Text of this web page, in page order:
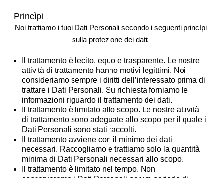
Princìpi
Noi trattiamo i tuoi Dati Personali secondo i seguenti princìpi
sulla protezione dei dati:
Il trattamento è lecito, equo e trasparente. Le nostre
attività di trattamento hanno motivi legittimi. Noi
consideriamo sempre i diritti dell’interessato prima di
trattare i Dati Personali. Su richiesta forniamo le
informazioni riguardo il trattamento dei dati.
Il trattamento è limitato allo scopo. Le nostre attività
di trattamento sono adeguate allo scopo per il quale i
Dati Personali sono stati raccolti.
Il trattamento avviene con il minimo dei dati
necessari. Raccogliamo e trattiamo solo la quantità
minima di Dati Personali necessari allo scopo.
Il trattamento è limitato nel tempo. Non